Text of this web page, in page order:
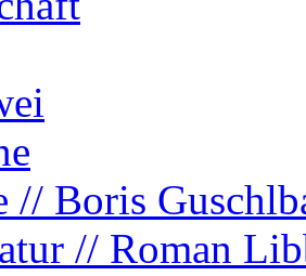
// Boris
// Roman